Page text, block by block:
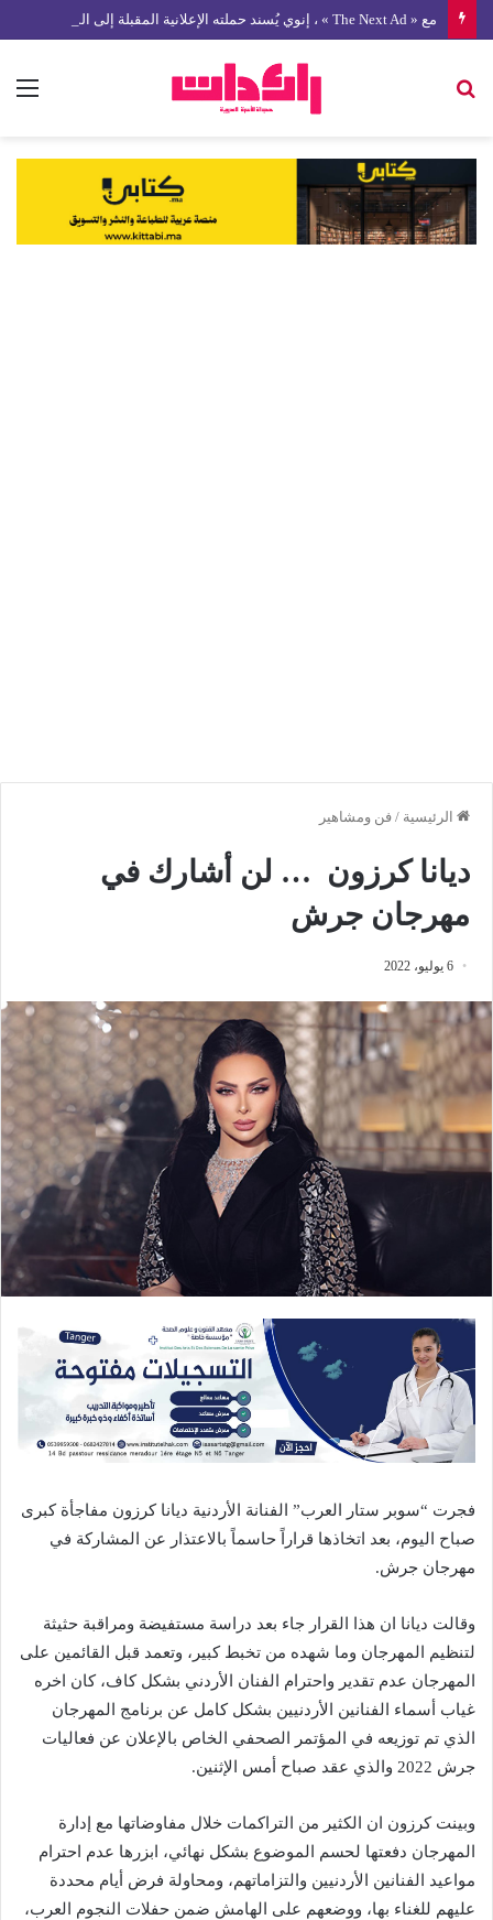
الرئيسية / فن ومشاهير
ديانا كرزون … لن أشارك في
مهرجان جرش
6 يوليو، 2022
فجرت “سوبر ستار العرب” الفنانة الأردنية ديانا كرزون مفاجأة كبرى
صباح اليوم، بعد اتخاذها قراراً حاسماً بالاعتذار عن المشاركة في
مهرجان جرش.
وقالت ديانا ان هذا القرار جاء بعد دراسة مستفيضة ومراقبة حثيثة
لتنظيم المهرجان وما شهده من تخبط كبير، وتعمد قبل القائمين على
المهرجان عدم تقدير واحترام الفنان الأردني بشكل كاف، كان اخره
غياب أسماء الفنانين الأردنيين بشكل كامل عن برنامج المهرجان
الذي تم توزيعه في المؤتمر الصحفي الخاص بالإعلان عن فعاليات
جرش 2022 والذي عقد صباح أمس الإثنين.
وبينت كرزون ان الكثير من التراكمات خلال مفاوضاتها مع إدارة
المهرجان دفعتها لحسم الموضوع بشكل نهائي، ابزرها عدم احترام
مواعيد الفنانين الأردنيين والتزاماتهم، ومحاولة فرض أيام محددة
عليهم للغناء بها، ووضعهم على الهامش ضمن حفلات النجوم العرب،